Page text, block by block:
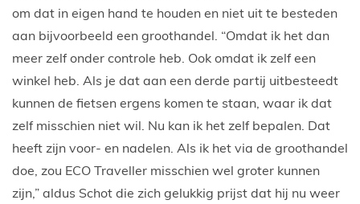
om dat in eigen hand te houden en niet uit te besteden
aan bijvoorbeeld een groothandel. “Omdat ik het dan
meer zelf onder controle heb. Ook omdat ik zelf een
winkel heb. Als je dat aan een derde partij uitbesteedt
kunnen de fietsen ergens komen te staan, waar ik dat
zelf misschien niet wil. Nu kan ik het zelf bepalen. Dat
heeft zijn voor- en nadelen. Als ik het via de groothandel
doe, zou ECO Traveller misschien wel groter kunnen
zijn,” aldus Schot die zich gelukkig prijst dat hij nu weer